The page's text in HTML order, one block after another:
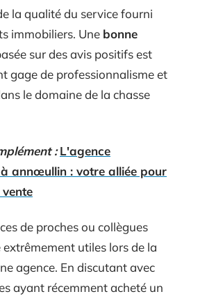
la qualité du service fourni
immobiliers. Une bonne
sur des avis positifs est
gage de professionnalisme et
le domaine de la chasse
: L'agence
annœullin : votre alliée pour
de proches ou collègues
utiles lors de la
agence. En discutant avec
ayant récemment acheté un